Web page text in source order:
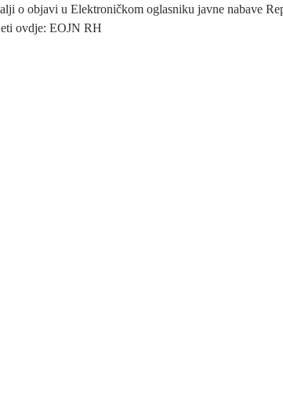
o objavi u Elektroničkom oglasniku javne nabave
ovdje: EOJN RH